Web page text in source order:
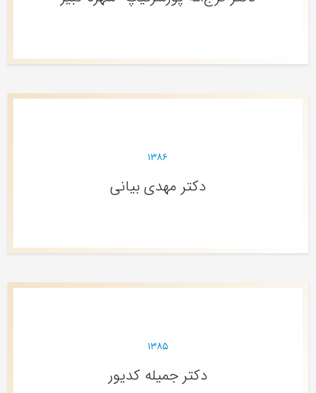
دکتر مهدی بیانی
۱۳۸۵
دکتر جمیله کدیور